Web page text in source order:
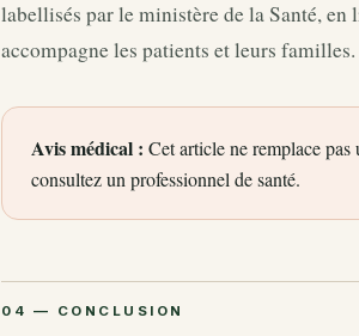
labellisés par le ministère de la Santé,
accompagne les patients et leurs familles.
Avis médical : Cet article ne remplace
consultez un professionnel de santé.